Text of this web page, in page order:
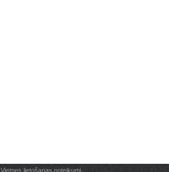
Vietnes lietošanas noteikumi